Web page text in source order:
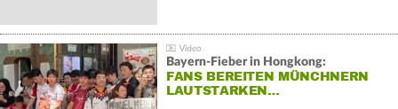
Bayern-Fieber in Hongkong:
FANS BEREITEN MÜNCHNERN
LAUTSTARKEN…